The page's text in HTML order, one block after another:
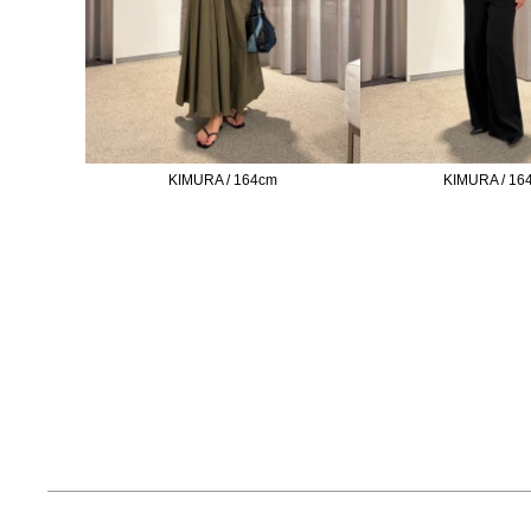
KIMURA / 164cm KIMURA /